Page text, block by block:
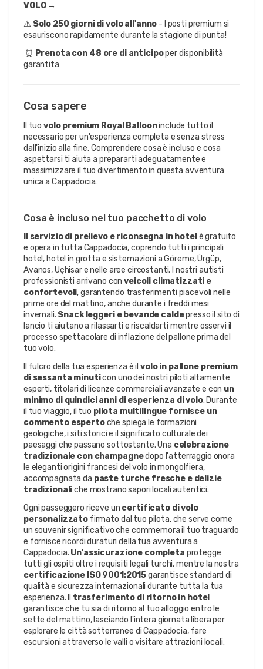
VOLO →
⚠️ Solo 250 giorni di volo all'anno - I posti premium si
esauriscono rapidamente durante la stagione di punta!
⏰ Prenota con 48 ore di anticipo per disponibilità
garantita
Cosa sapere
Il tuovolo premium Royal Ballooninclude tutto il
necessario per un'esperienza completa e senza stress
dall'inizio alla fine. Comprendere cosa è incluso e cosa
aspettarsi ti aiuta a prepararti adeguatamente e
massimizzare il tuo divertimento in questa avventura
unica a Cappadocia.
Cosa è incluso nel tuo pacchetto di volo
Il servizio di prelievo e riconsegna in hotel è gratuito
e opera in tutta Cappadocia, coprendo tutti i principali
hotel, hotel in grotta e sistemazioni a Göreme, Ürgüp,
Avanos, Uçhisar e nelle aree circostanti. I nostri autisti
professionisti arrivano conveicoli climatizzati e
confortevoli, garantendo trasferimenti piacevoli nelle
prime ore del mattino, anche durante i freddi mesi
invernali. Snack leggeri e bevande caldepresso il sito di
lancio ti aiutano a rilassarti e riscaldarti mentre osservi il
processo spettacolare di inflazione del pallone prima del
tuo volo.
Il fulcro della tua esperienza è il volo in pallone premium
di sessanta minuticon uno dei nostri piloti altamente
esperti, titolari di licenze commerciali avanzate e con un
minimo di quindici anni di esperienza di volo. Durante
il tuo viaggio, il tuo pilota multilingue fornisce un
commento espertoche spiega le formazioni
geologiche, i siti storici e il significato culturale dei
paesaggi che passano sottostante. Una celebrazione
tradizionale con champagnedopo l'atterraggio onora
le eleganti origini francesi del volo in mongolfiera,
accompagnata da paste turche fresche e delizie
tradizionaliche mostrano sapori locali autentici.
Ogni passeggero riceve un certificato di volo
personalizzato firmato dal tuo pilota, che serve come
un souvenir significativo che commemora il tuo traguardo
e fornisce ricordi duraturi della tua avventura a
Cappadocia. Un'assicurazione completa protegge
tutti gli ospiti oltre i requisiti legali turchi, mentre la nostra
certificazione ISO 9001:2015garantisce standard di
qualità e sicurezza internazionali durante tutta la tua
esperienza. Il trasferimento di ritorno in hotel
garantisce che tu sia di ritorno al tuo alloggio entro le
sette del mattino, lasciando l'intera giornata libera per
esplorare le città sotterranee di Cappadocia, fare
escursioni attraverso le valli o visitare attrazioni locali.